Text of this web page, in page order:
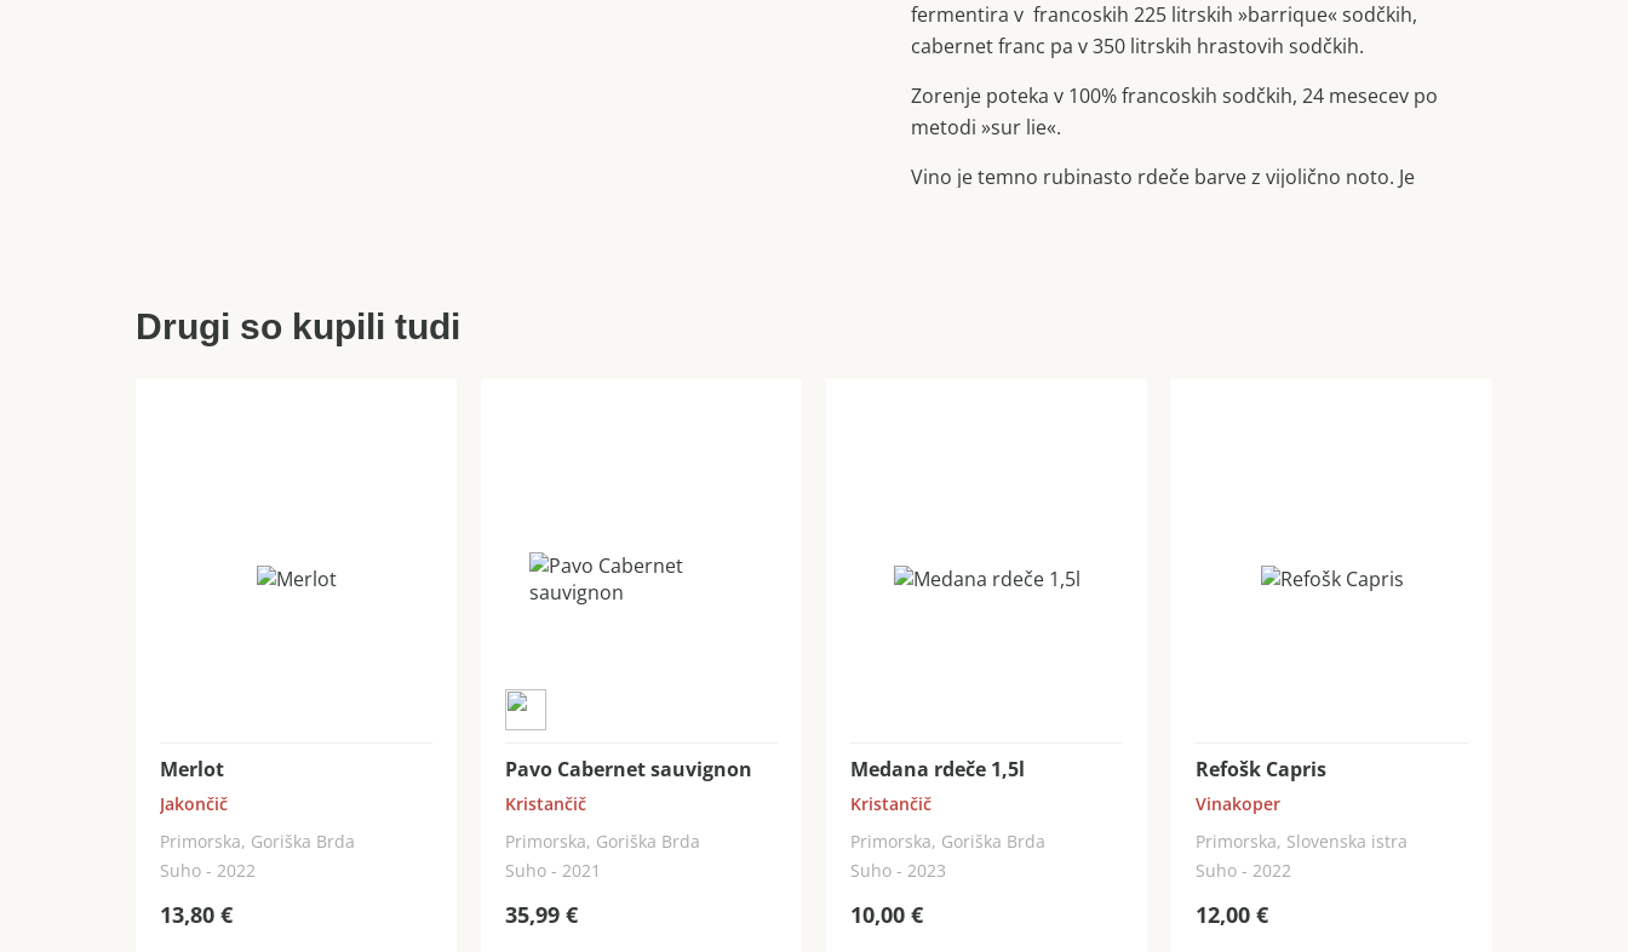
fermentira v francoskih 225 litrskih »barrique« sodčkih,
cabernet franc pa v 350 litrskih hrastovih sodčkih.
Zorenje poteka v 100% francoskih sodčkih, 24 mesecev po
metodi »sur lie«.
Vino je temno rubinasto rdeče barve z vijolično noto. Je
Drugi so kupili tudi
Merlot
Jakončič
Primorska, Goriška Brda
Suho - 2022
13,80 €
Pavo Cabernet sauvignon
Kristančič
Primorska, Goriška Brda
Suho - 2021
35,99 €
Medana rdeče 1,5l
Kristančič
Primorska, Goriška Brda
Suho - 2023
10,00 €
Refošk Capris
Vinakoper
Primorska, Slovenska istra
Suho - 2022
12,00 €